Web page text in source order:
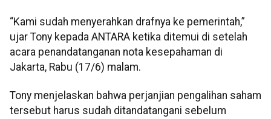
“Kami sudah menyerahkan drafnya ke pemerintah,”
ujar Tony kepada ANTARA ketika ditemui di setelah
acara penandatanganan nota kesepahaman di
Jakarta, Rabu (17/6) malam.
Tony menjelaskan bahwa perjanjian pengalihan saham
tersebut harus sudah ditandatangani sebelum